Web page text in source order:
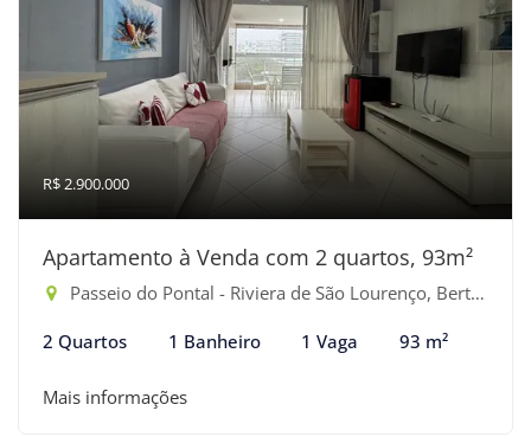
R$ 2.900.000
Apartamento à Venda com 2 quartos, 93m²
Passeio do Pontal - Riviera de São Lourenço, Bertioga-SP
2 Quartos 1 Banheiro 1 Vaga 93 m²
Mais informações